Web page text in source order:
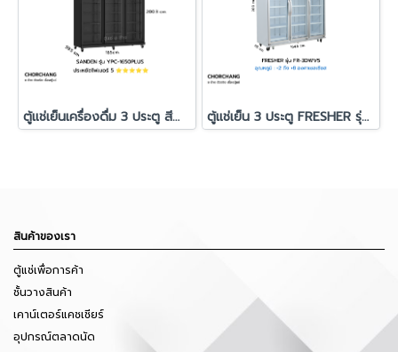
ตู้แช่เย็นเครื่องดื่ม 3 ประตู สีดำ SANDEN รุ่น YPC-1650PLUS ตู้แช่เย็น 3 ประตู FRESHER รุ่น FR-3DWV5
สินค้าของเรา
ตู้แช่เพื่อการค้า
ชั้นวางสินค้า
เคาน์เตอร์แคชเชียร์
อุปกรณ์ตลาดนัด